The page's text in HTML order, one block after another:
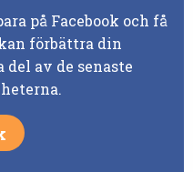
på Facebook och få
förbättra din
av de senaste